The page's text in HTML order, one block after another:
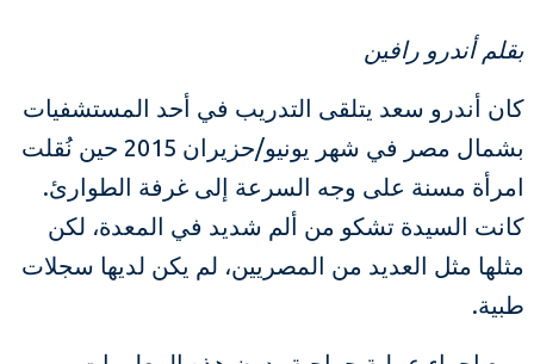
بقلم أندرو رافين
كان أندرو سعد يتلقى التدريب في أحد المستشفيات
بشمال مصر في شهر يونيو/حزيران 2015 حين نُقلت
امرأة مسنة على وجه السرعة إلى غرفة الطوارئ.
كانت السيدة تشكو من ألم شديد في المعدة، لكن
مثلها مثل العديد من المصريين، لم يكن لديها سجلات
طبية.